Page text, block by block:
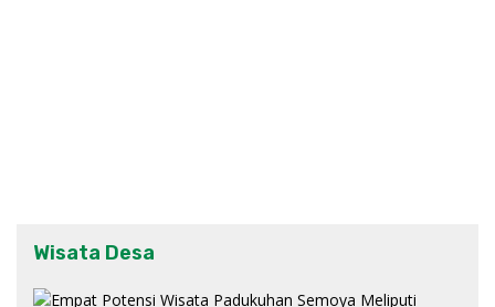
Wisata Desa